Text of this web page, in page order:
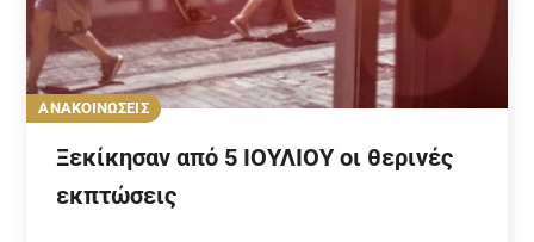
ΑΝΑΚΟΙΝΩΣΕΙΣ
Ξεκίκησαν από 5 ΙΟΥΛΙΟΥ οι θερινές
εκπτώσεις